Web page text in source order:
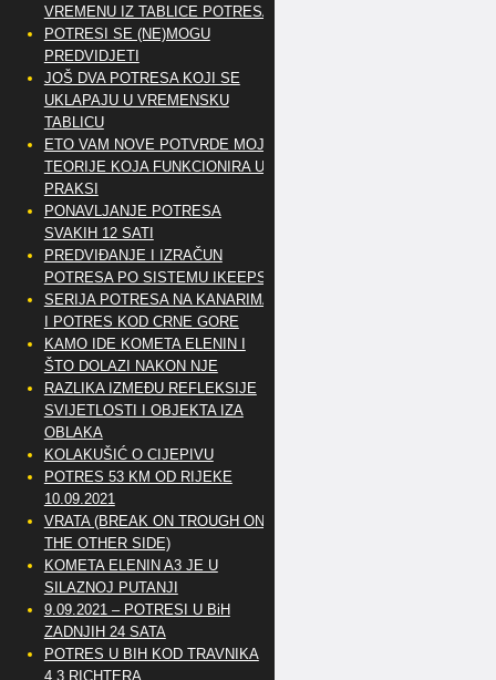
VREMENU IZ TABLICE POTRESA
POTRESI SE (NE)MOGU
PREDVIDJETI
JOŠ DVA POTRESA KOJI SE
UKLAPAJU U VREMENSKU
TABLICU
ETO VAM NOVE POTVRDE MOJE
TEORIJE KOJA FUNKCIONIRA U
PRAKSI
PONAVLJANJE POTRESA
SVAKIH 12 SATI
PREDVIĐANJE I IZRAČUN
POTRESA PO SISTEMU IKEEPS
SERIJA POTRESA NA KANARIMA
I POTRES KOD CRNE GORE
KAMO IDE KOMETA ELENIN I
ŠTO DOLAZI NAKON NJE
RAZLIKA IZMEĐU REFLEKSIJE
SVIJETLOSTI I OBJEKTA IZA
OBLAKA
KOLAKUŠIĆ O CIJEPIVU
POTRES 53 KM OD RIJEKE
10.09.2021
VRATA (BREAK ON TROUGH ON
THE OTHER SIDE)
KOMETA ELENIN A3 JE U
SILAZNOJ PUTANJI
9.09.2021 – POTRESI U BiH
ZADNJIH 24 SATA
POTRES U BIH KOD TRAVNIKA
4.3 RICHTERA